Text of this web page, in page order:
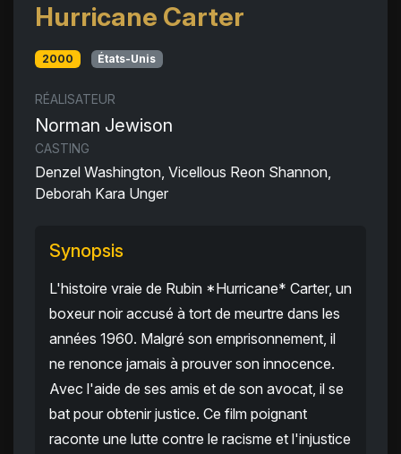
Hurricane Carter
2000 États-Unis
RÉALISATEUR
Norman Jewison
CASTING
Denzel Washington, Vicellous Reon Shannon,
Deborah Kara Unger
Synopsis
L'histoire vraie de Rubin *Hurricane* Carter, un
boxeur noir accusé à tort de meurtre dans les
années 1960. Malgré son emprisonnement, il
ne renonce jamais à prouver son innocence.
Avec l'aide de ses amis et de son avocat, il se
bat pour obtenir justice. Ce film poignant
raconte une lutte contre le racisme et l'injustice